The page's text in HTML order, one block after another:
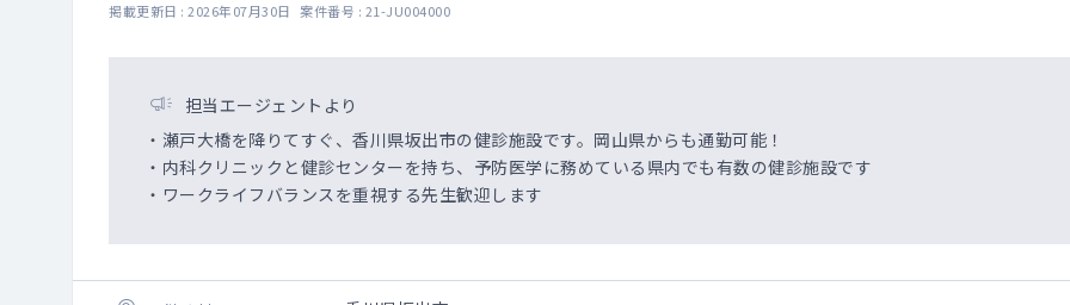
掲載更新日 : 2026年07月30日 案件番号 : 21-JU004000
担当エージェントより
・瀬戸大橋を降りてすぐ、香川県坂出市の健診施設です。岡山県からも通勤可能！
・内科クリニックと健診センターを持ち、予防医学に務めている県内でも有数の健診施設です
・ワークライフバランスを重視する先生歓迎します